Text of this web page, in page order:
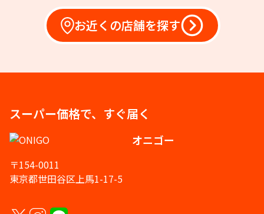
お近くの店舗を探す
スーパー価格で、すぐ届く
オニゴー
〒154-0011
東京都世田谷区上馬1-17-5